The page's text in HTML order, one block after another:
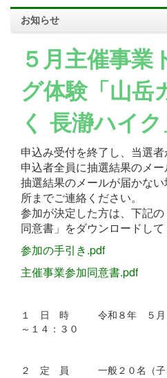
お知らせ
５月主催事業
グ体験「山岳
く 長瀞ハイク
申込み受付を終了し、当選者
申込者全員に抽選結果のメー
抽選結果のメールが届かな
所までご連絡ください。
参加が決定した方は、下記
同意書」をダウンロードして
参加の手引き.pdf
主催事業参加同意書.pdf
１ 日 時 令和８年 ５月
～１４：３０
２ 定 員 一般２０名（子ど